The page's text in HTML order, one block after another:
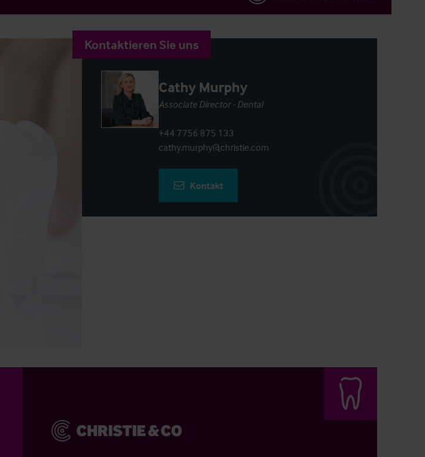
Kontaktieren Sie uns
Cathy Murphy
Associate Director - Dental
+44 7756 875 133
cathy.murphy@christie.com
Kontakt